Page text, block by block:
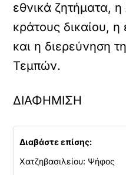
εθνικά ζητήματα, η
κράτους δικαίου,
και η διερεύνηση
Τεμπών.
ΔΙΑΦΗΜΙΣΗ
Διαβάστε επίσης:
Χατζηβασιλείου: Ψήφος